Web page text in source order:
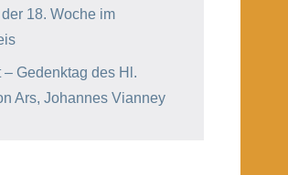
18. Woche im
– Gedenktag des Hl.
Ars, Johannes Vianney